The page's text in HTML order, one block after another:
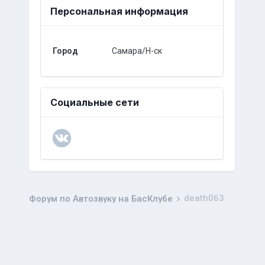
Персональная информация
Город Самара/Н-ск
Социальные сети
Форум по Автозвуку на БасКлубе death063